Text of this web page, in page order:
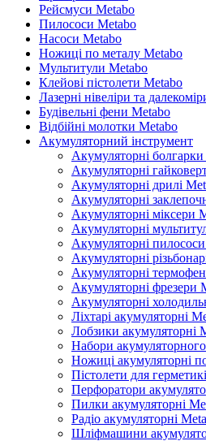
Рейсмуси Metabo
Пилососи Metabo
Насоси Metabo
Ножиці по металу Metabo
Мультитули Metabo
Клейові пістолети Metabo
Лазерні нівеліри та
Будівельні фени Metabo
Відбійні молотки Metabo
Акумуляторний інструмент
Акумуляторні
Акумуляторні
Акумуляторні дрилі
Акумуляторні
Акумуляторні міксери
Акумуляторні
Акумуляторні
Акумуляторні
Акумуляторні
Акумуляторні фрезери
Акумуляторні
Ліхтарі акумуляторні
Лобзики акумуляторні
Набори
Ножиці акумуляторні
Пістолети для
Перфоратори
Пилки акумуляторні
Радіо акумуляторні
Шліфмашини